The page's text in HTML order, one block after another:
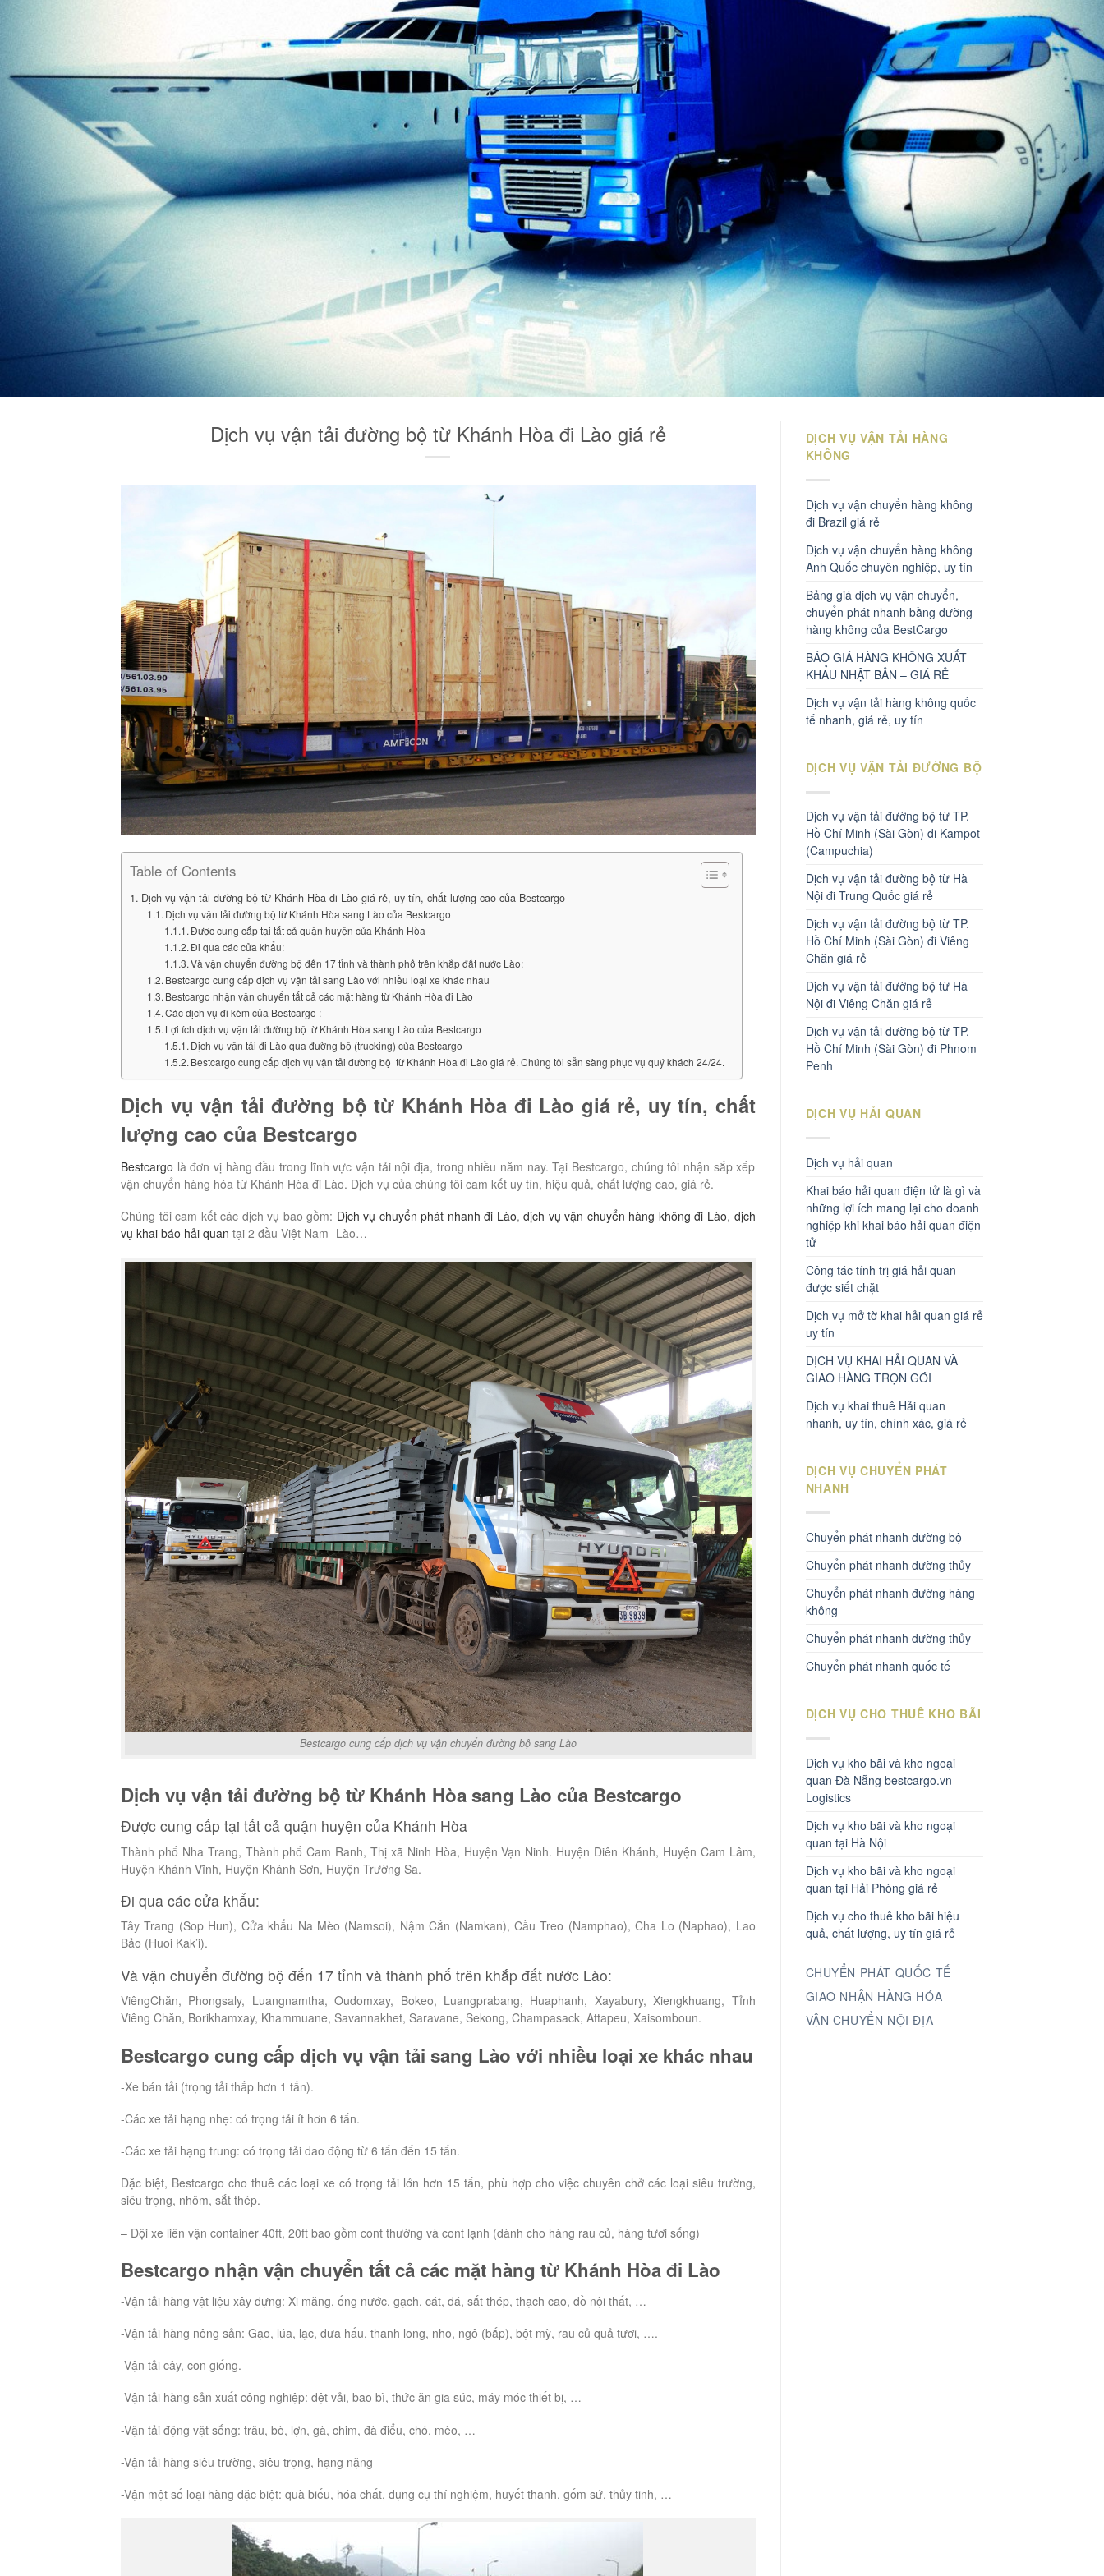
Dịch vụ vận tải đường bộ từ Khánh Hòa đi Lào giá rẻ
Table of Contents
Dịch vụ vận tải đường bộ từ Khánh Hòa đi Lào giá rẻ, uy tín, chất lượng cao của Bestcargo
Dịch vụ vận tải đường bộ từ Khánh Hòa sang Lào của Bestcargo
Được cung cấp tại tất cả quận huyện của Khánh Hòa
Đi qua các cửa khẩu:
Và vận chuyển đường bộ đến 17 tỉnh và thành phố trên khắp đất nước Lào:
Bestcargo cung cấp dịch vụ vận tải sang Lào với nhiều loại xe khác nhau
Bestcargo nhận vận chuyển tất cả các mặt hàng từ Khánh Hòa đi Lào
Các dịch vụ đi kèm của Bestcargo :
Lợi ích dịch vụ vận tải đường bộ từ Khánh Hòa sang Lào của Bestcargo
Dịch vụ vận tải đi Lào qua đường bộ (trucking) của Bestcargo
Bestcargo cung cấp dịch vụ vận tải đường bộ từ Khánh Hòa đi Lào giá rẻ. Chúng tôi sẵn sàng phục vụ quý khách 24/24.
Dịch vụ vận tải đường bộ từ Khánh Hòa đi Lào giá rẻ, uy tín, chất
lượng cao của Bestcargo
Bestcargo là đơn vị hàng đầu trong lĩnh vực vận tải nội địa, trong nhiều năm nay. Tại Bestcargo, chúng tôi nhận sắp xếp
vận chuyển hàng hóa từ Khánh Hòa đi Lào. Dịch vụ của chúng tôi cam kết uy tín, hiệu quả, chất lượng cao, giá rẻ.
Chúng tôi cam kết các dịch vụ bao gồm: Dịch vụ chuyển phát nhanh đi Lào,dịch vụ vận chuyển hàng không đi Lào, dịch
vụ khai báo hải quan tại 2 đầu Việt Nam- Lào…
Bestcargo cung cấp dịch vụ vận chuyển đường bộ sang Lào
Dịch vụ vận tải đường bộ từ Khánh Hòa sang Lào của Bestcargo
Được cung cấp tại tất cả quận huyện của Khánh Hòa
Thành phố Nha Trang, Thành phố Cam Ranh, Thị xã Ninh Hòa, Huyện Vạn Ninh. Huyện Diên Khánh, Huyện Cam Lâm,
Huyện Khánh Vĩnh, Huyện Khánh Sơn, Huyện Trường Sa.
Đi qua các cửa khẩu:
Tây Trang (Sop Hun), Cửa khẩu Na Mèo (Namsoi), Nậm Cắn (Namkan), Cầu Treo (Namphao), Cha Lo (Naphao), Lao
Bảo (Huoi Kak’i).
Và vận chuyển đường bộ đến 17 tỉnh và thành phố trên khắp đất nước Lào:
ViêngChăn, Phongsaly, Luangnamtha, Oudomxay, Bokeo, Luangprabang, Huaphanh, Xayabury, Xiengkhuang, Tỉnh
Viêng Chăn, Borikhamxay, Khammuane, Savannakhet, Saravane, Sekong, Champasack, Attapeu, Xaisomboun.
Bestcargo cung cấp dịch vụ vận tải sang Lào với nhiều loại xe khác nhau
-Xe bán tải (trọng tải thấp hơn 1 tấn).
-Các xe tải hạng nhẹ: có trọng tải ít hơn 6 tấn.
-Các xe tải hạng trung: có trọng tải dao động từ 6 tấn đến 15 tấn.
Đặc biệt, Bestcargo cho thuê các loại xe có trọng tải lớn hơn 15 tấn, phù hợp cho việc chuyên chở các loại siêu trường,
siêu trọng, nhôm, sắt thép.
– Đội xe liên vận container 40ft, 20ft bao gồm cont thường và cont lạnh (dành cho hàng rau củ, hàng tươi sống)
Bestcargo nhận vận chuyển tất cả các mặt hàng từ Khánh Hòa đi Lào
-Vận tải hàng vật liệu xây dựng: Xi măng, ống nước, gạch, cát, đá, sắt thép, thạch cao, đồ nội thất, …
-Vận tải hàng nông sản: Gạo, lúa, lạc, dưa hấu, thanh long, nho, ngô (bắp), bột mỳ, rau củ quả tươi, ….
-Vận tải cây, con giống.
-Vận tải hàng sản xuất công nghiệp: dệt vải, bao bì, thức ăn gia súc, máy móc thiết bị, …
-Vận tải động vật sống: trâu, bò, lợn, gà, chim, đà điểu, chó, mèo, …
-Vận tải hàng siêu trường, siêu trọng, hạng nặng
-Vận một số loại hàng đặc biệt: quà biếu, hóa chất, dụng cụ thí nghiệm, huyết thanh, gốm sứ, thủy tinh, …
DỊCH VỤ VẬN TẢI HÀNG
KHÔNG
Dịch vụ vận chuyển hàng không
đi Brazil giá rẻ
Dịch vụ vận chuyển hàng không
Anh Quốc chuyên nghiệp, uy tín
Bảng giá dịch vụ vận chuyển,
chuyển phát nhanh bằng đường
hàng không của BestCargo
BÁO GIÁ HÀNG KHÔNG XUẤT
KHẨU NHẬT BẢN – GIÁ RẺ
Dịch vụ vận tải hàng không quốc
tế nhanh, giá rẻ, uy tín
DỊCH VỤ VẬN TẢI ĐƯỜNG BỘ
Dịch vụ vận tải đường bộ từ TP.
Hồ Chí Minh (Sài Gòn) đi Kampot
(Campuchia)
Dịch vụ vận tải đường bộ từ Hà
Nội đi Trung Quốc giá rẻ
Dịch vụ vận tải đường bộ từ TP.
Hồ Chí Minh (Sài Gòn) đi Viêng
Chăn giá rẻ
Dịch vụ vận tải đường bộ từ Hà
Nội đi Viêng Chăn giá rẻ
Dịch vụ vận tải đường bộ từ TP.
Hồ Chí Minh (Sài Gòn) đi Phnom
Penh
DỊCH VỤ HẢI QUAN
Dịch vụ hải quan
Khai báo hải quan điện tử là gì và
những lợi ích mang lại cho doanh
nghiệp khi khai báo hải quan điện
tử
Công tác tính trị giá hải quan
được siết chặt
Dịch vụ mở tờ khai hải quan giá rẻ
uy tín
DỊCH VỤ KHAI HẢI QUAN VÀ
GIAO HÀNG TRỌN GÓI
Dịch vụ khai thuê Hải quan
nhanh, uy tín, chính xác, giá rẻ
DỊCH VỤ CHUYỂN PHÁT
NHANH
Chuyển phát nhanh đường bộ
Chuyển phát nhanh dường thủy
Chuyển phát nhanh đường hàng
không
Chuyển phát nhanh đường thủy
Chuyển phát nhanh quốc tế
DỊCH VỤ CHO THUÊ KHO BÃI
Dịch vụ kho bãi và kho ngoại
quan Đà Nẵng bestcargo.vn
Logistics
Dịch vụ kho bãi và kho ngoại
quan tại Hà Nội
Dịch vụ kho bãi và kho ngoại
quan tại Hải Phòng giá rẻ
Dịch vụ cho thuê kho bãi hiệu
quả, chất lượng, uy tín giá rẻ
CHUYỂN PHÁT QUỐC TẾ
GIAO NHẬN HÀNG HÓA
VẬN CHUYỂN NỘI ĐỊA